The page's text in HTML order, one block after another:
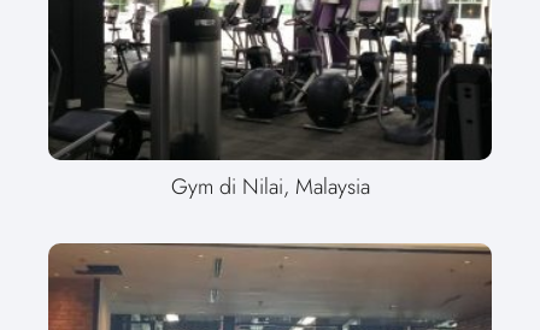
Gym di Nilai, Malaysia